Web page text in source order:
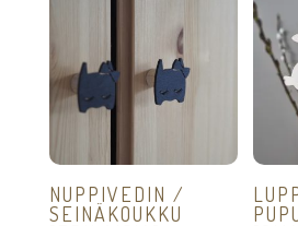
NUPPIVEDIN /
SEINÄKOUKKU